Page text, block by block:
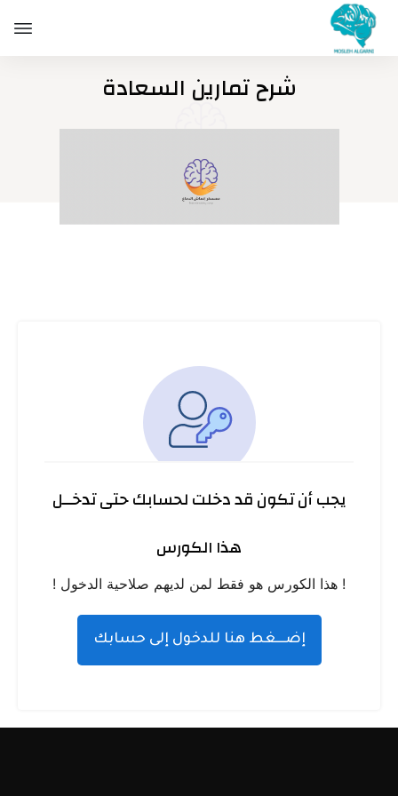
شرح تمارين السعادة
يجب أن تكون قد دخلت لحسابك حتى تدخــل
هذا الكورس
! هذا الكورس هو فقط لمن لديهم صلاحية الدخول !
إضـــغط هنا للدخول إلى حسابك